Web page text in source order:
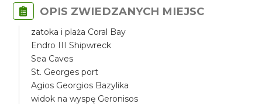
OPIS ZWIEDZANYCH MIEJSC
zatoka i plaża Coral Bay
Endro III Shipwreck
Sea Caves
St. Georges port
Agios Georgios Bazylika
widok na wyspę Geronisos